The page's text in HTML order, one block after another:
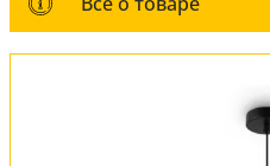
Все о товаре
Комплект лампочек